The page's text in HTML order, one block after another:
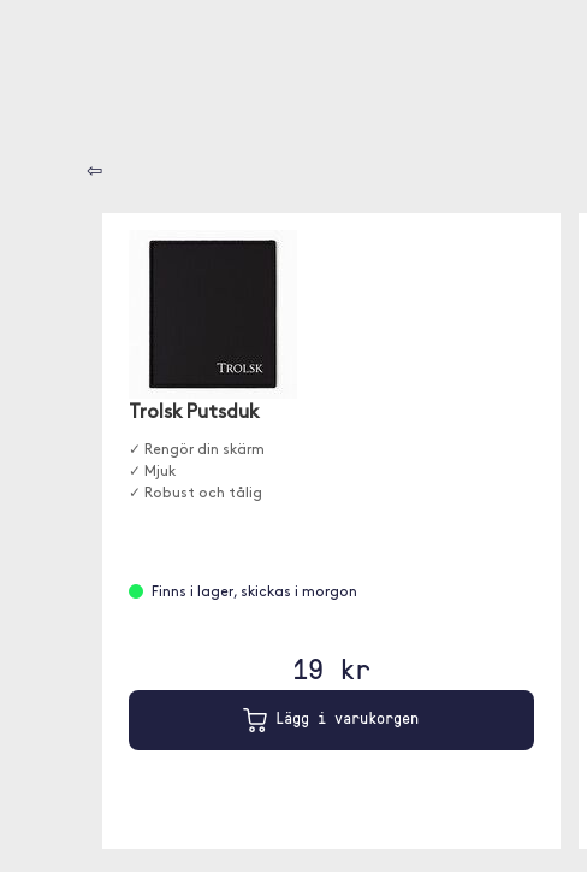
⇦
Trolsk Putsduk
✓ Rengör din skärm
✓ Mjuk
✓ Robust och tålig
Finns i lager, skickas i morgon
19 kr
Lägg i varukorgen